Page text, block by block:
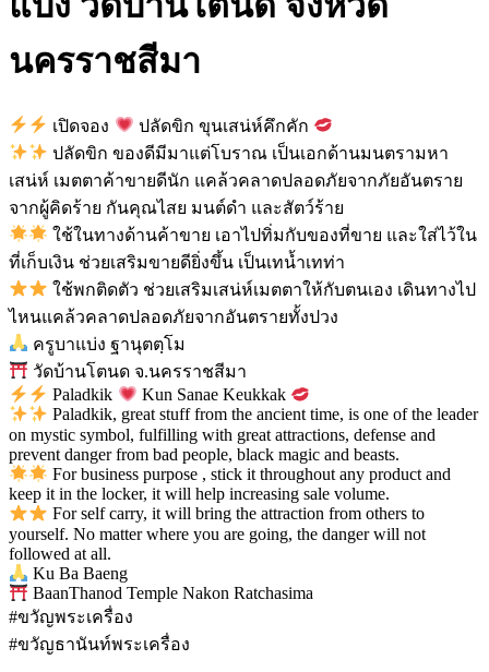
นครราชสีมา
เปิดจอง
ปลัดขิก ขุนเสน่ห์คึกคัก
ปลัดขิก ของดีมีมาแต่โบราณ เป็นเอกด้านมนตรามหา
เสน่ห์ เมตตาค้าขายดีนัก แคล้วคลาดปลอดภัยจากภัยอันตราย
จากผู้คิดร้าย กันคุณไสย มนต์ดำ และสัตว์ร้าย
ใช้ในทางด้านค้าขาย เอาไปทิ่มกับของที่ขาย และใส่ไว้ใน
ที่เก็บเงิน ช่วยเสริมขายดียิ่งขึ้น เป็นเทน้ำเทท่า
ใช้พกติดตัว ช่วยเสริมเสน่ห์เมตตาให้กับตนเอง เดินทางไป
ไหนแคล้วคลาดปลอดภัยจากอันตรายทั้งปวง
ครูบาแบ่ง ฐานุตตฺโม
วัดบ้านโตนด จ.นครราชสีมา
Paladkik
Kun Sanae Keukkak
Paladkik, great stuff from the ancient time, is one of the leader
on mystic symbol, fulfilling with great attractions, defense and
prevent danger from bad people, black magic and beasts.
For business purpose , stick it throughout any product and
keep it in the locker, it will help increasing sale volume.
For self carry, it will bring the attraction from others to
yourself. No matter where you are going, the danger will not
followed at all.
Ku Ba Baeng
BaanThanod Temple Nakon Ratchasima
#ขวัญพระเครื่อง
#ขวัญธานันท์พระเครื่อง